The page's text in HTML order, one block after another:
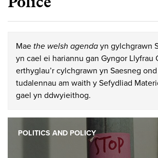
Mae the welsh agenda yn gylchgrawn
yn cael ei hariannu gan Gyngor Llyfrau
erthyglau’r cylchgrawn yn Saesneg ond
tudalennau am waith y Sefydliad
gael yn ddwyieithog.
POLITICS AND POLICY